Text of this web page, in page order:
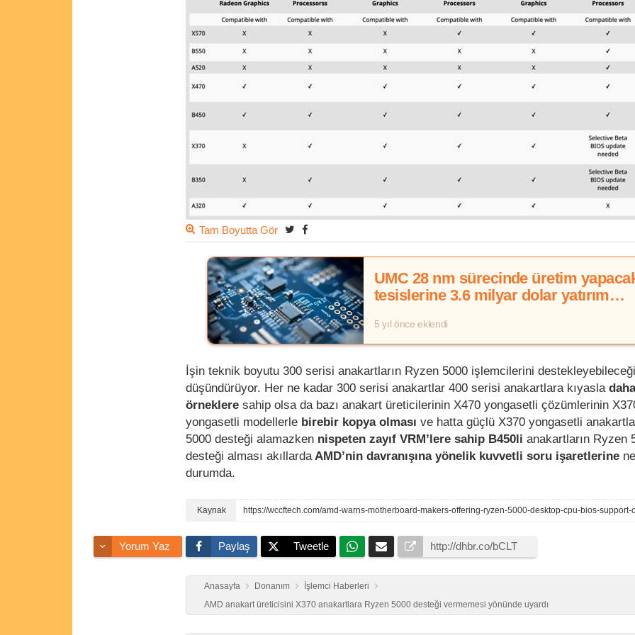
Tam Boyutta Gör
UMC 28 nm sürecinde üretim
tesislerine 3.6 milyar dolar yatırım
5 yıl önce eklendi
İşin teknik boyutu 300 serisi anakartların Ryzen 5000 işlemcilerini
düşündürüyor. Her ne kadar 300 serisi anakartlar 400 serisi anakartlara kıyasla
örneklere sahip olsa da bazı anakart üreticilerinin X470 yongasetli çözümlerinin
yongasetli modellerle birebir kopya olması ve hatta güçlü X370 yongasetli
5000 desteği alamazken nispeten zayıf VRM’lere sahip B450li anakartların Ryzen
desteği alması akıllardaAMD’nin davranışına yönelik kuvvetli soru işaretlerine
durumda.
https://wccftech.com/amd-warns-motherboard-makers-offering-ryzen-5000-desktop-cpu-bios-support-
Yorum Yaz Paylaş Tweetle
Anasayfa Donanım
İşlemci Haberleri
AMD anakart üreticisini X370 anakartlara Ryzen 5000 desteği vermemesi yönünde uyardı